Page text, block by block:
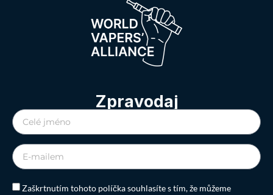
Zpravodaj
Zaškrtnutím tohoto políčka souhlasíte s tím, že můžeme